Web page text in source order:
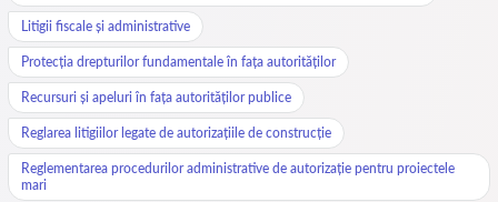
Litigii fiscale și administrative
Protecția drepturilor fundamentale în fața autorităților
Recursuri și apeluri în fața autorităților publice
Reglarea litigiilor legate de autorizațiile de construcție
Reglementarea procedurilor administrative de autorizație pentru proiectele
mari